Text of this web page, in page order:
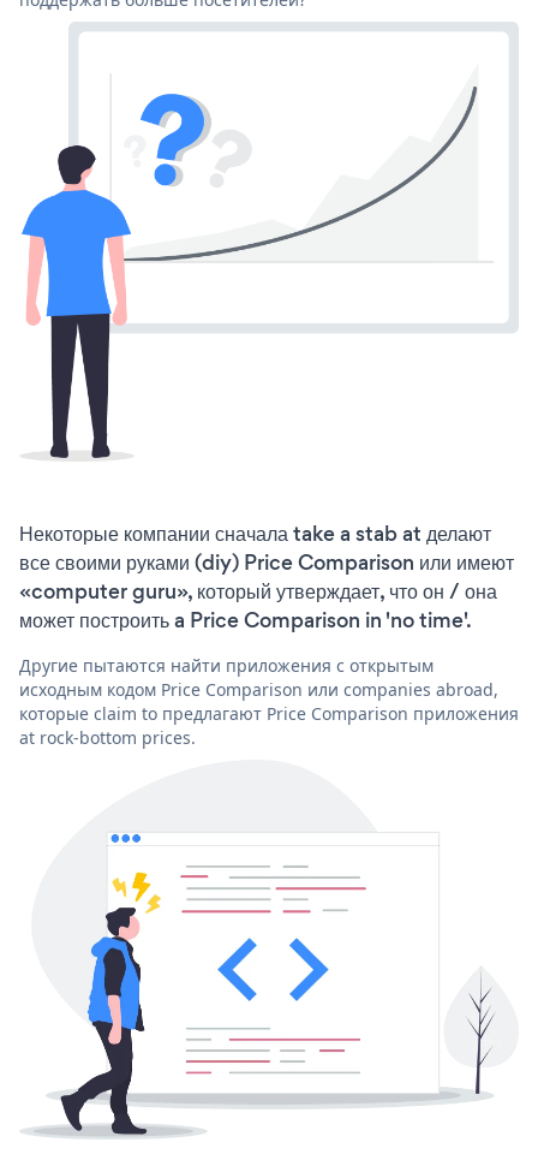
Некоторые компании сначала take a stab at делают
все своими руками (diy) Price Comparison или имеют
«computer guru», который утверждает, что он / она
может построить a Price Comparison in 'no time'.
Другие пытаются найти приложения с открытым
исходным кодом Price Comparison или companies abroad,
которые claim to предлагают Price Comparison приложения
at rock-bottom prices.